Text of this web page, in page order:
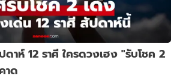
ดาห์ 12 ราศี ใครดวงเฮง "รับโชค 2
าด